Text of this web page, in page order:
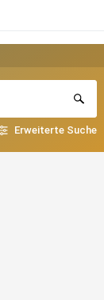
Erweiterte Suche